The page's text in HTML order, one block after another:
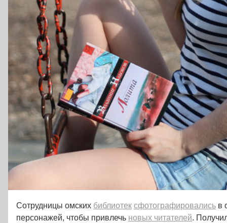
Сотрудницы омских библиотек сфотографировались в
персонажей, чтобы привлечь новых читателей.